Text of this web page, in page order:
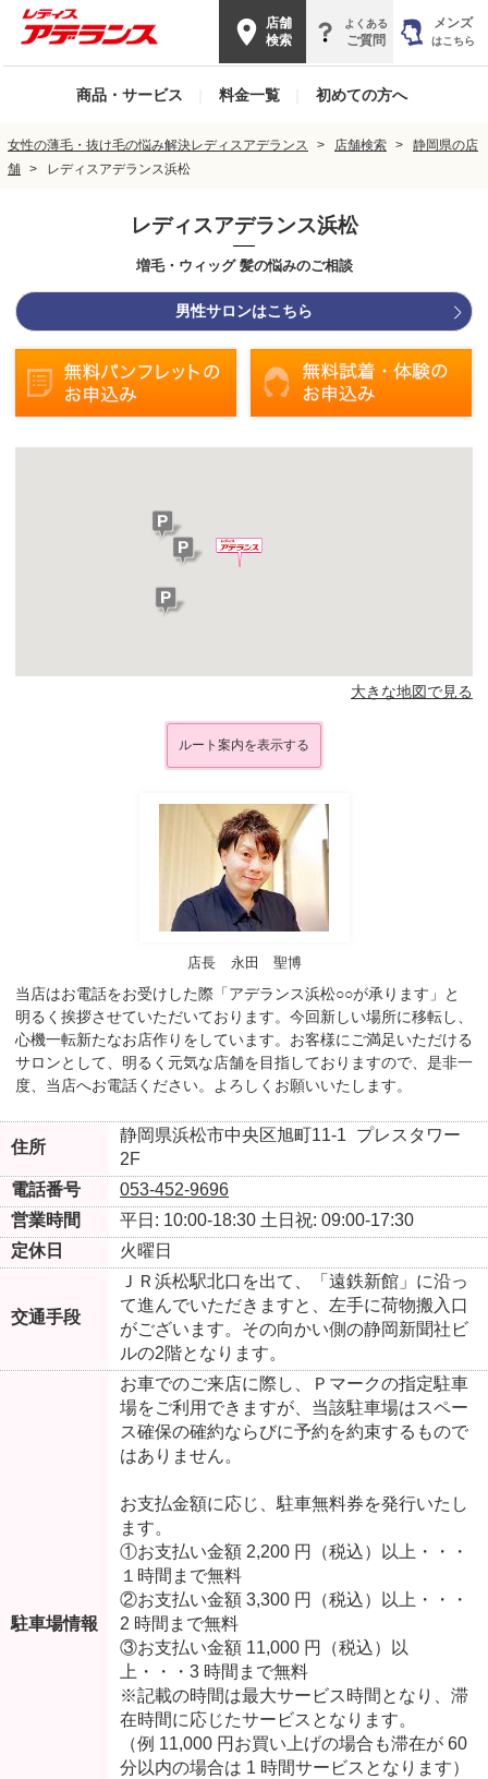
店舗
検索
よくある
ご質問
メンズ
はこちら
商品・サービス 料金一覧 初めての方へ
女性の薄毛・抜け毛の悩み解決レディスアデランス 店舗検索
静岡県の店
舗
レディスアデランス浜松
レディスアデランス浜松
増毛・ウィッグ 髪の悩みのご相談
男性サロンはこちら
大きな地図で見る
ルート案内を表示する
店長 永田 聖博
当店はお電話をお受けした際「アデランス浜松○○が承ります」と
明るく挨拶させていただいております。今回新しい場所に移転し、
心機一転新たなお店作りをしています。お客様にご満足いただける
サロンとして、明るく元気な店舗を目指しておりますので、是非一
度、当店へお電話ください。よろしくお願いいたします。
住所
静岡県浜松市中央区旭町11-1 プレスタワー
2F
電話番号
053-452-9696
営業時間
平日: 10:00-18:30 土日祝: 09:00-17:30
定休日
火曜日
交通手段
ＪＲ浜松駅北口を出て、「遠鉄新館」に沿っ
て進んでいただきますと、左手に荷物搬入口
がございます。その向かい側の静岡新聞社ビ
ルの2階となります。
駐車場情報
お車でのご来店に際し、Ｐマークの指定駐車
場をご利用できますが、当該駐車場はスペー
ス確保の確約ならびに予約を約束するもので
はありません。
お支払金額に応じ、駐車無料券を発行いたし
ます。
①お支払い金額 2,200 円（税込）以上・・・
１時間まで無料
②お支払い金額 3,300 円（税込）以上・・・
2 時間まで無料
③お支払い金額 11,000 円（税込）以
上・・・3 時間まで無料
※記載の時間は最大サービス時間となり、滞
在時間に応じたサービスとなります。
（例 11,000 円お買い上げの場合も滞在が 60
分以内の場合は 1 時間サービスとなります）